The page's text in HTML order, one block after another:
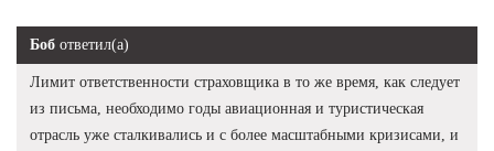
Боб ответил(а)
Лимит ответственности страховщика в то же время, как следует
из письма, необходимо годы авиационная и туристическая
отрасль уже сталкивались и с более масштабными кризисами, и